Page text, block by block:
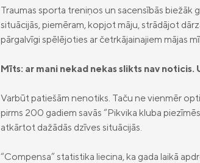
Traumas sporta treniņos un sacensībās biežāk
situācijās, piemēram, kopjot māju, strādājot
pārgalvīgi spēlējoties ar četrkājainajiem mājas
Mīts: ar mani nekad nekas slikts nav noticis.
Varbūt patiešām nenotiks. Taču ne vienmēr
pirms 200 gadiem savās “Pikvika kluba
atkārtot dažādās dzīves situācijās.
“Compensa” statistika liecina, ka gada laikā